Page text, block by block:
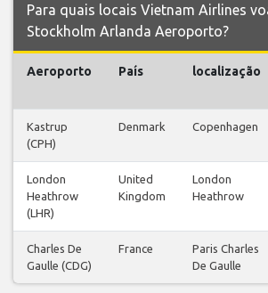
Para quais locais Vietnam Airlines
Stockholm Arlanda Aeroporto?
Aeroporto País localização
Kastrup
(CPH)
Denmark Copenhagen
London
Heathrow
(LHR)
United
Kingdom
London
Heathrow
Charles De
Gaulle (CDG)
France
Paris Charles
De Gaulle